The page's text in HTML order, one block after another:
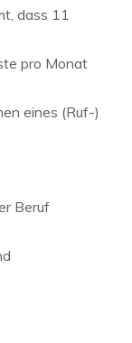
dass 11
pro Monat
eines (Ruf-)
Beruf